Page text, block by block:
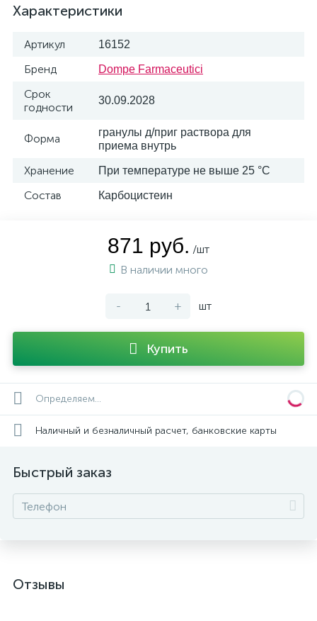
Характеристики
Артикул 16152
Бренд Dompe Farmaceutici
Срок
годности
30.09.2028
Форма
гранулы д/приг раствора для
приема внутрь
Хранение При температуре не выше 25 °C
Состав Карбоцистеин
871 руб. /шт
В наличии много
- + шт
Купить
Определяем...
Наличный и безналичный расчет, банковские карты
Быстрый заказ
Отзывы